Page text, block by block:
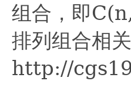
组合，即
排列组合相
http://